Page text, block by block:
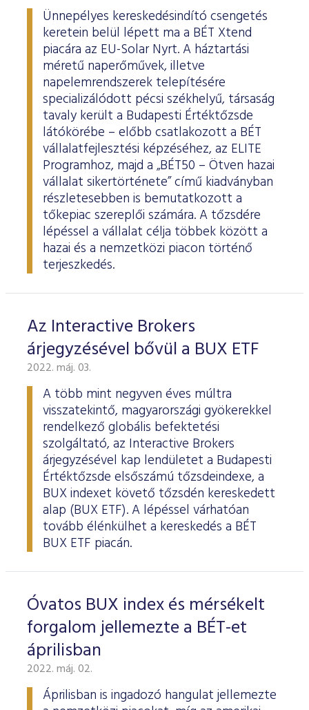
Ünnepélyes kereskedésindító csengetés
keretein belül lépett ma a BÉT Xtend
piacára az EU-Solar Nyrt. A háztartási
méretű naperőművek, illetve
napelemrendszerek telepítésére
specializálódott pécsi székhelyű, társaság
tavaly került a Budapesti Értéktőzsde
látókörébe – előbb csatlakozott a BÉT
vállalatfejlesztési képzéséhez, az ELITE
Programhoz, majd a „BÉT50 – Ötven hazai
vállalat sikertörténete” című kiadványban
részletesebben is bemutatkozott a
tőkepiac szereplői számára. A tőzsdére
lépéssel a vállalat célja többek között a
hazai és a nemzetközi piacon történő
terjeszkedés.
Az Interactive Brokers
árjegyzésével bővül a BUX ETF
2022. máj. 03.
A több mint negyven éves múltra
visszatekintő, magyarországi gyökerekkel
rendelkező globális befektetési
szolgáltató, az Interactive Brokers
árjegyzésével kap lendületet a Budapesti
Értéktőzsde elsőszámú tőzsdeindexe, a
BUX indexet követő tőzsdén kereskedett
alap (BUX ETF). A lépéssel várhatóan
tovább élénkülhet a kereskedés a BÉT
BUX ETF piacán.
Óvatos BUX index és mérsékelt
forgalom jellemezte a BÉT-et
áprilisban
2022. máj. 02.
Áprilisban is ingadozó hangulat jellemezte